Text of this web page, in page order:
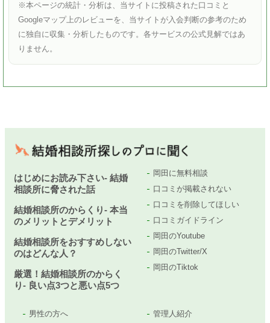
※本ページの統計・分析は、当サイトに投稿された口コミと
Googleマップ上のレビューを、当サイトが入会判断の参考のため
に独自に収集・分析したものです。各サービスの公式見解ではあ
りません。
はじめにお読み下さい- 結婚
相談所に脅された話
結婚相談所のからくり- 本当
のメリットとデメリット
結婚相談所をおすすめしない
のはどんな人？
厳選！結婚相談所のからく
り- 良い点3つと悪い点5つ
岡田に無料相談
口コミが掲載されない
口コミを削除してほしい
口コミガイドライン
岡田のYoutube
岡田のTwitter/X
岡田のTiktok
男性の方へ 管理人紹介